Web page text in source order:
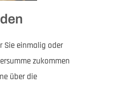
Sie einmalig oder
zukommen
über die